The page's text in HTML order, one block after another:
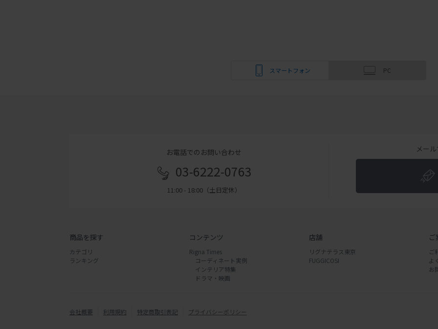
スマートフォン PC
お電話でのお問い合わせ
03-6222-0763
11:00 - 18:00（土日定休）
メー
商品を探す
カテゴリ
ランキング
コンテンツ
Rigna Times
コーディネート実例
インテリア特集
ドラマ・映画
店舗
リグナテラス東京
FUGGICOSI
ご
ご
よ
お
会社概要 利用規約 特定商取引表記 プライバシーポリシー